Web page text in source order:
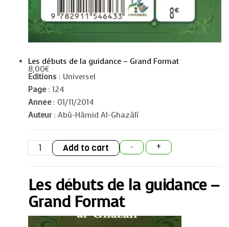
Les débuts de la guidance – Grand Format
8,00€
Editions : Universel
Page: 124
Année : 01/11/2014
Auteur : Abû-Hâmid Al-Ghazâlî
-
Les
débuts
de
-
Grand
Format
quantity
+
Add to cart
Les débuts de la guidance –
Grand Format